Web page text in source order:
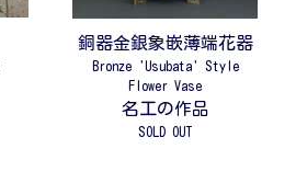
銅器金銀象嵌薄端花器
Bronze 'Usubata' Style
Flower Vase
名工の作品
SOLD OUT